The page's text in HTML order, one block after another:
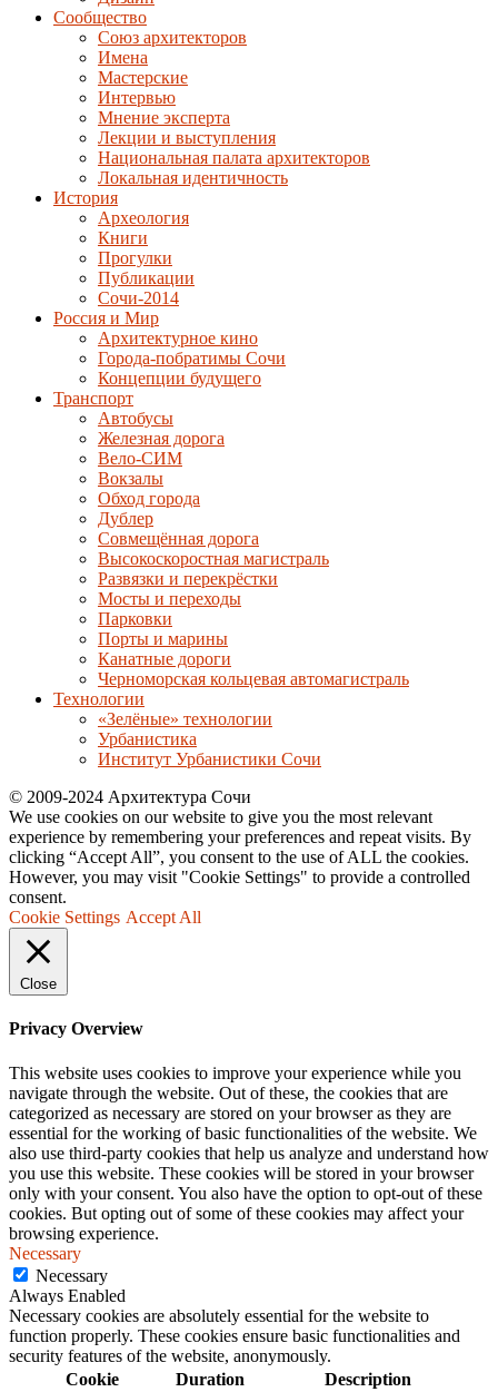
Сообщество
Союз архитекторов
Имена
Мастерские
Интервью
Мнение эксперта
Лекции и выступления
Национальная палата архитекторов
Локальная идентичность
История
Археология
Книги
Прогулки
Публикации
Сочи-2014
Россия и Мир
Архитектурное кино
Города-побратимы Сочи
Концепции будущего
Транспорт
Автобусы
Железная дорога
Вело-СИМ
Вокзалы
Обход города
Дублер
Совмещённая дорога
Высокоскоростная магистраль
Развязки и перекрёстки
Мосты и переходы
Парковки
Порты и марины
Канатные дороги
Черноморская кольцевая автомагистраль
Технологии
«Зелёные» технологии
Урбанистика
Институт Урбанистики Сочи
© 2009-2024 Архитектура Сочи
We use cookies on our website to give you the most relevant
experience by remembering your preferences and repeat visits. By
clicking “Accept All”, you consent to the use of ALL the cookies.
However, you may visit "Cookie Settings" to provide a controlled
consent.
Cookie Settings Accept All
Close
Privacy Overview
This website uses cookies to improve your experience while you
navigate through the website. Out of these, the cookies that are
categorized as necessary are stored on your browser as they are
essential for the working of basic functionalities of the website. We
also use third-party cookies that help us analyze and understand how
you use this website. These cookies will be stored in your browser
only with your consent. You also have the option to opt-out of these
cookies. But opting out of some of these cookies may affect your
browsing experience.
Necessary
Necessary
Always Enabled
Necessary cookies are absolutely essential for the website to
function properly. These cookies ensure basic functionalities and
security features of the website, anonymously.
Cookie
Duration Description